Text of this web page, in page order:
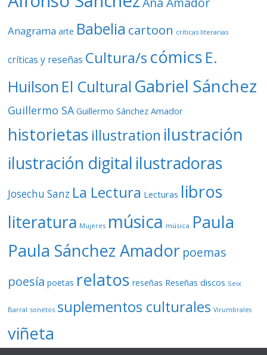
Anagrama arte Babelia cartoon críticas literarias
críticas y reseñas Cultura/s cómics E.
Huilson El Cultural Gabriel Sánchez
Guillermo SA Guillermo Sánchez Amador
historietas illustration ilustración
ilustración digital ilustradoras
Josechu Sanz La Lectura Lecturas libros
literatura Mujeres música música Paula
Paula Sánchez Amador poemas
poesía poetas relatos reseñas Reseñas discos Seix
Barral sonetos suplementos culturales Virumbrales
viñeta